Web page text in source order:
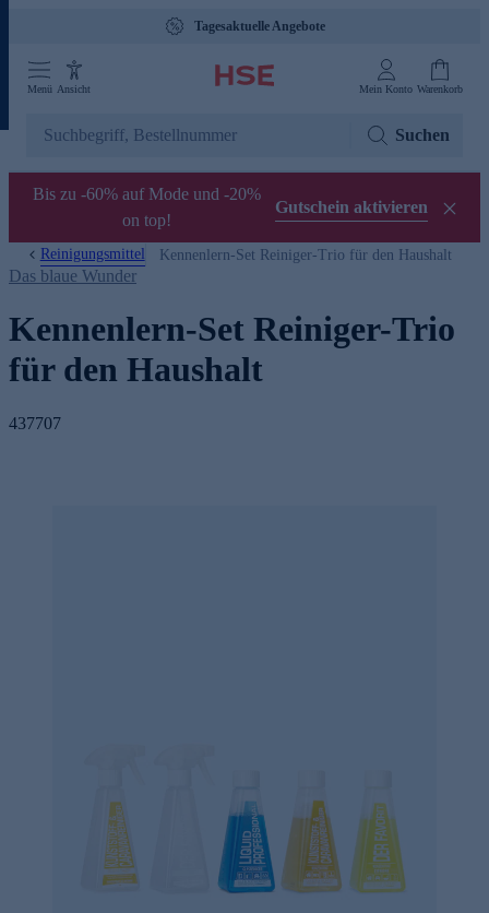
Tagesaktuelle Angebote
Menü Ansicht Mein Konto Warenkorb
Suchen
Bis zu -60% auf Mode und -20%
on top!
Gutschein aktivieren
Reinigungsmittel Kennenlern-Set Reiniger-Trio für den Haushalt
Das blaue Wunder
Kennenlern-Set Reiniger-Trio
für den Haushalt
437707